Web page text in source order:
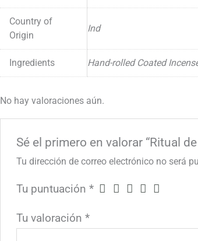
Country of
Origin
Ind
Ingredients Hand-rolled Coated
No hay valoraciones aún.
Sé el primero en valorar “Ritual
Tu dirección de correo electrónico no será
Tu puntuación *
Tu valoración *